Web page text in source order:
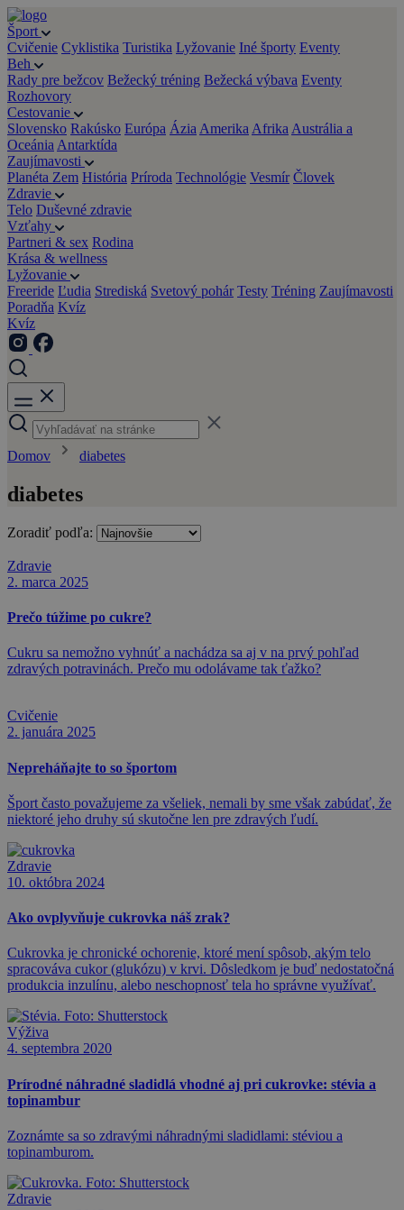
Šport
Cvičenie Cyklistika Turistika Lyžovanie Iné športy Eventy
Beh
Rady pre bežcov Bežecký tréning Bežecká výbava Eventy
Rozhovory
Cestovanie
Slovensko Rakúsko Európa Ázia Amerika Afrika Austrália a
Oceánia Antarktída
Zaujímavosti
Planéta Zem História Príroda Technológie Vesmír Človek
Zdravie
Telo Duševné zdravie
Vzťahy
Partneri & sex Rodina
Krása & wellness
Lyžovanie
Freeride Ľudia Strediská Svetový pohár Testy Tréning Zaujímavosti
Poradňa Kvíz
Kvíz
Domov diabetes
diabetes
Zoradiť podľa:
Zdravie
2. marca 2025
Prečo túžime po cukre?
Cukru sa nemožno vyhnúť a nachádza sa aj v na prvý pohľad
zdravých potravinách. Prečo mu odolávame tak ťažko?
Cvičenie
2. januára 2025
Nepreháňajte to so športom
Šport často považujeme za všeliek, nemali by sme však zabúdať, že
niektoré jeho druhy sú skutočne len pre zdravých ľudí.
Zdravie
10. októbra 2024
Ako ovplyvňuje cukrovka náš zrak?
Cukrovka je chronické ochorenie, ktoré mení spôsob, akým telo
spracováva cukor (glukózu) v krvi. Dôsledkom je buď nedostatočná
produkcia inzulínu, alebo neschopnosť tela ho správne využívať.
Výživa
4. septembra 2020
Prírodné náhradné sladidlá vhodné aj pri cukrovke: stévia a
topinambur
Zoznámte sa so zdravými náhradnými sladidlami: stéviou a
topinamburom.
Zdravie